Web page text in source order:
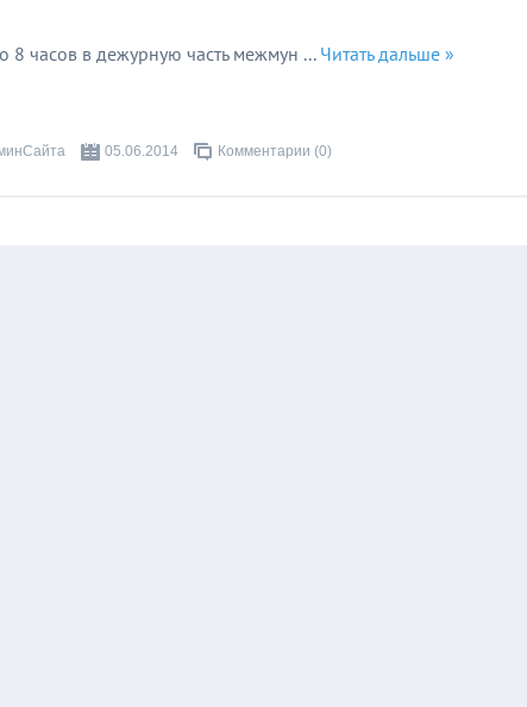
8 часов в дежурную часть межмун ... Читать дальше »
05.06.2014 Комментарии (0)